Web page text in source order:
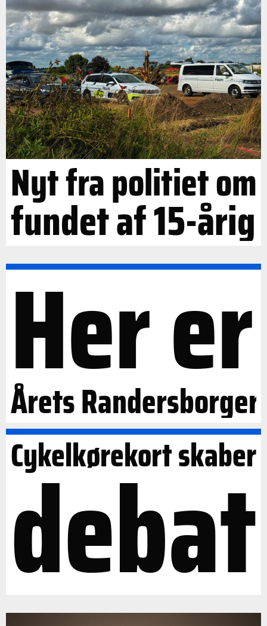
Nyt fra politiet om
fundet af 15-årig
Her er
Årets Randersborger
Cykelkørekort skaber
debat